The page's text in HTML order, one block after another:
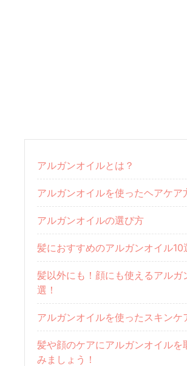
アルガンオイルとは？
アルガンオイルを使ったヘアケア
アルガンオイルの選び方
髪におすすめのアルガンオイル10
髪以外にも！顔にも使えるアルガ
選！
アルガンオイルを使ったスキンケ
髪や顔のケアにアルガンオイルを
みましょう！